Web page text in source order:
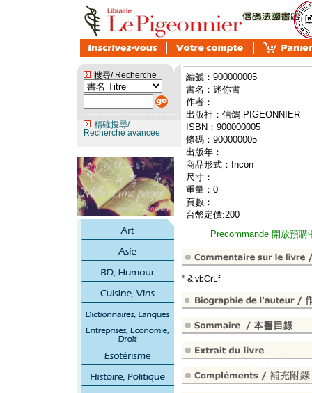
搜尋/ Recherche
精確搜尋/
Recherche avancée
編號：900000005
書名：迷你書
作者：
出版社：信鴿 PIGEONNIER
ISBN：900000005
條碼：900000005
出版年：
商品形式：Incon
尺寸：
重量：0
頁數：
台幣定價:200
Precommande 開放預購
" & vbCrLf